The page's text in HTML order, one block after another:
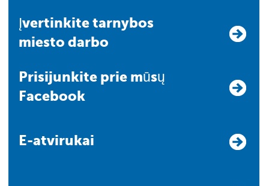
Įvertinkite tarnybos
miesto darbo
Prisijunkite prie mūsų
Facebook
E-atvirukai